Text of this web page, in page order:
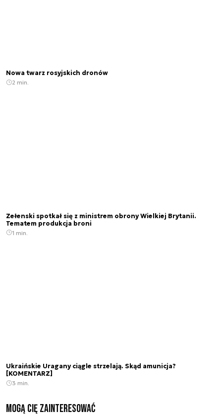
Nowa twarz rosyjskich dronów
2 min.
Zełenski spotkał się z ministrem obrony Wielkiej Brytanii.
Tematem produkcja broni
1 min.
Ukraińskie Uragany ciągle strzelają. Skąd amunicja?
[KOMENTARZ]
3 min.
Mogą Cię zainteresować